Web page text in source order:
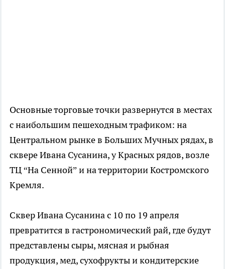
Основные торговые точки развернутся в местах
с наибольшим пешеходным трафиком: на
Центральном рынке в Больших Мучных рядах, в
сквере Ивана Сусанина, у Красных рядов, возле
ТЦ “На Сенной” и на территории Костромского
Кремля.
Сквер Ивана Сусанина с 10 по 19 апреля
превратится в гастрономический рай, где будут
представлены сыры, мясная и рыбная
продукция, мед, сухофрукты и кондитерские